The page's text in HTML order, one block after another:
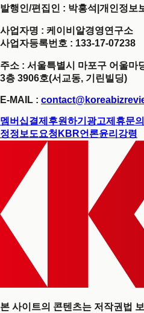
발행인/편집인 : 박홍석 개인정보
사업자명 : 케이비알경영연구소
사업자등록번호 : 133-17-07238
주소 : 서울특별시 마포구 어울마
3층 3906호(서교동, 기린빌딩)
E-MAIL :
멤버십결제 후원하기 광고제휴문의
정정보도요청 KBR언론윤리강령
본 사이트의 콘텐츠는 저작권법